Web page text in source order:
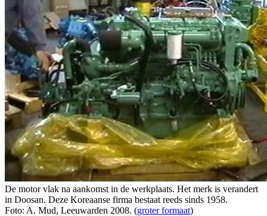
De motor vlak na aankomst in de werkplaats. Het merk is verandert
in Doosan. Deze Koreaanse firma bestaat reeds sinds 1958.
Foto: A. Mud, Leeuwarden 2008. (groter formaat)